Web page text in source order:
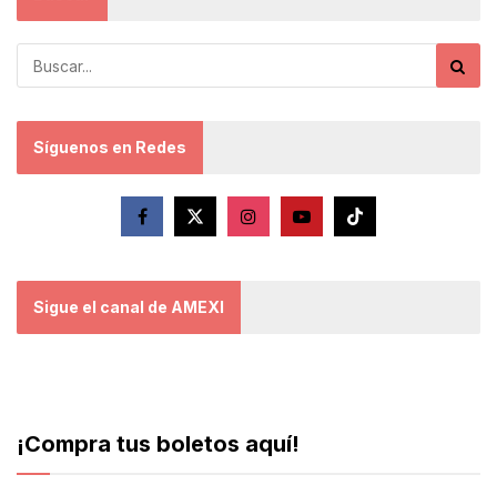
Síguenos en Redes
Sigue el canal de AMEXI
¡Compra tus boletos aquí!